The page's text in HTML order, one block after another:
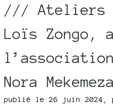
/// Ateliers
Loïs Zongo,
Nora Mekemeza
publié le 26 juin 2024